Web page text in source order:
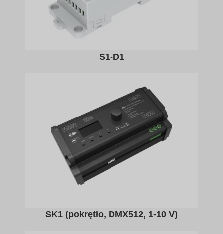
S1-D1
SK1 (pokrętło, DMX512, 1-10 V)